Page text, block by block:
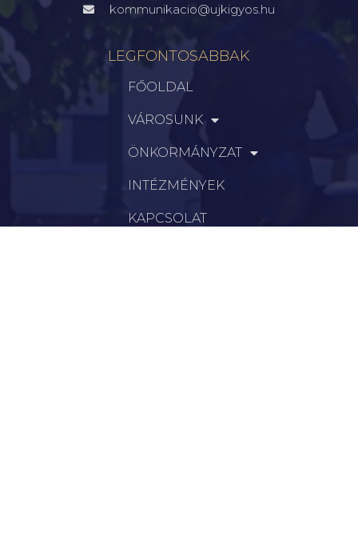
kommunikacio@ujkigyos.hu
LEGFONTOSABBAK
FŐOLDAL
VÁROSUNK
ÖNKORMÁNYZAT
INTÉZMÉNYEK
KAPCSOLAT